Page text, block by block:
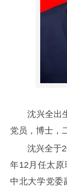
沈兴全出生
党员，博士，
沈兴全于
年12月任太
中北大学党委